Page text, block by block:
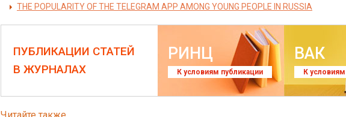
THE POPULARITY OF THE TELEGRAM APP AMONG YOUNG PEOPLE IN RUSSIA
ПУБЛИКАЦИИ СТАТЕЙ
В ЖУРНАЛАХ
РИНЦ
К условиям публикации
ВАК
К